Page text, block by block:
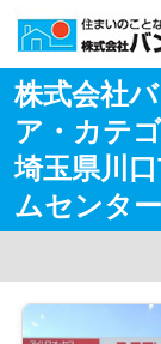
株式会社
ア・カテ
埼玉県川
ムセンター